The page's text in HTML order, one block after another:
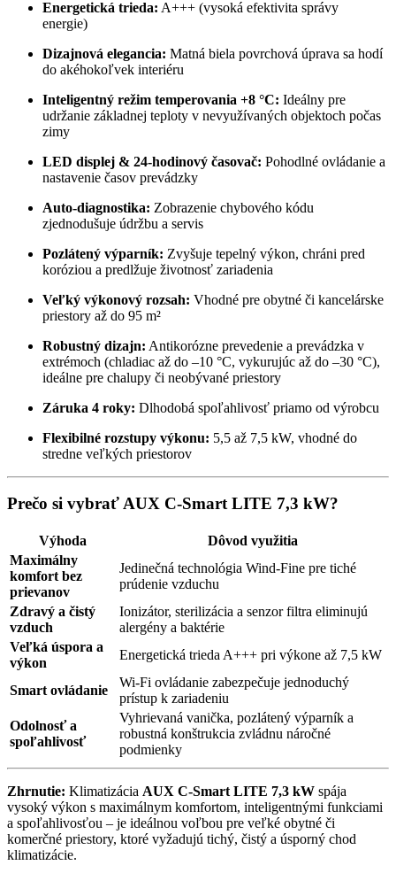
Energetická trieda: A+++ (vysoká efektivita správy
energie)
Dizajnová elegancia: Matná biela povrchová úprava sa hodí
do akéhokoľvek interiéru
Inteligentný režim temperovania +8 °C: Ideálny pre
udržanie základnej teploty v nevyužívaných objektoch počas
zimy
LED displej & 24-hodinový časovač: Pohodlné ovládanie a
nastavenie časov prevádzky
Auto-diagnostika: Zobrazenie chybového kódu
zjednodušuje údržbu a servis
Pozlátený výparník: Zvyšuje tepelný výkon, chráni pred
koróziou a predlžuje životnosť zariadenia
Veľký výkonový rozsah: Vhodné pre obytné či kancelárske
priestory až do 95 m²
Robustný dizajn: Antikorózne prevedenie a prevádzka v
extrémoch (chladiac až do –10 °C, vykurujúc až do –30 °C),
ideálne pre chalupy či neobývané priestory
Záruka 4 roky: Dlhodobá spoľahlivosť priamo od výrobcu
Flexibilné rozstupy výkonu: 5,5 až 7,5 kW, vhodné do
stredne veľkých priestorov
Prečo si vybrať AUX C-Smart LITE 7,3 kW?
Výhoda
Dôvod využitia
Maximálny
komfort bez
prievanov
Jedinečná technológia Wind-Fine pre tiché
prúdenie vzduchu
Zdravý a čistý
vzduch
Ionizátor, sterilizácia a senzor filtra eliminujú
alergény a baktérie
Veľká úspora a
výkon
Energetická trieda A+++ pri výkone až 7,5 kW
Smart ovládanie
Wi-Fi ovládanie zabezpečuje jednoduchý
prístup k zariadeniu
Odolnosť a
spoľahlivosť
Vyhrievaná vanička, pozlátený výparník a
robustná konštrukcia zvládnu náročné
podmienky
Zhrnutie: Klimatizácia AUX C-Smart LITE 7,3 kW spája
vysoký výkon s maximálnym komfortom, inteligentnými funkciami
a spoľahlivosťou – je ideálnou voľbou pre veľké obytné či
komerčné priestory, ktoré vyžadujú tichý, čistý a úsporný chod
klimatizácie.